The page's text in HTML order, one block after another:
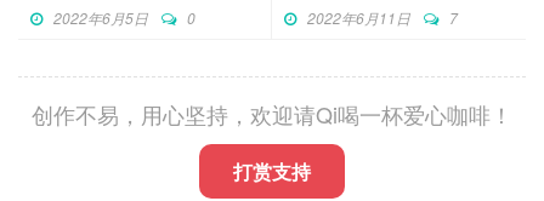
2022年6月5日 0 2022年6月11日 7
创作不易，用心坚持，欢迎请Qi喝一杯爱心咖啡！
打赏支持